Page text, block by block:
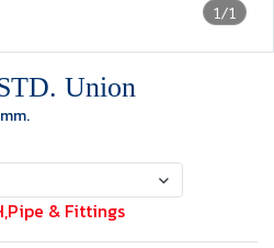
1/1
Union
,Pipe & Fittings